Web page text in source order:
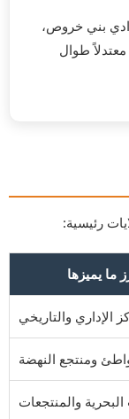
بني خروص،
طوال
رئيسية:
ما يميزها
الإداري والتاريخي
ومنتجع النهضة
والمنتجعات